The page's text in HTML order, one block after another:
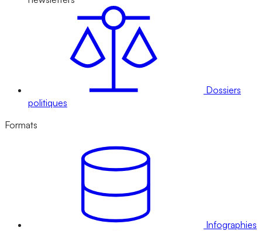
Dossiers
politiques
Formats
Infographies